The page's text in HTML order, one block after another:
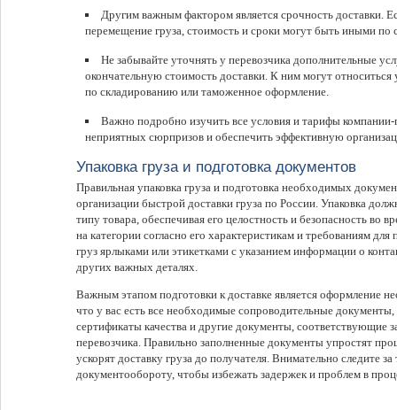
Другим важным фактором является срочность доставки.
перемещение груза, стоимость и сроки могут быть иными по
Не забывайте уточнять у перевозчика дополнительные
окончательную стоимость доставки. К ним могут относиться
по складированию или таможенное оформление.
Важно подробно изучить все условия и тарифы
неприятных сюрпризов и обеспечить эффективную
Упаковка груза и подготовка документов
Правильная упаковка груза и подготовка необходимых
организации быстрой доставки груза по России. Упаковка
типу товара, обеспечивая его целостность и безопасность во
на категории согласно его характеристикам и требованиям
груз ярлыками или этикетками с указанием информации о
других важных деталях.
Важным этапом подготовки к доставке является оформление
что у вас есть все необходимые сопроводительные
сертификаты качества и другие документы, соответствующие
перевозчика. Правильно заполненные документы упростят
ускорят доставку груза до получателя. Внимательно следите
документообороту, чтобы избежать задержек и проблем в